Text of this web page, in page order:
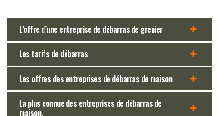
L’offre d’une entreprise de débarras de grenier
Les tarifs de débarras
Les offres des entreprises de débarras de maison
La plus connue des entreprises de débarras de
maison.